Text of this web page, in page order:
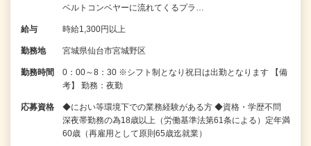
ベルトコンベヤーに流れてくるプラ…
給与 時給1,300円以上
勤務地 宮城県仙台市宮城野区
勤務時間
0：00～8：30 ※シフト制となり祝日は出勤となります 【備
考】 勤務：夜勤
応募資格
◆におい等環境下での業務経験がある方 ◆資格・学歴不問
深夜帯勤務の為18歳以上（労働基準法第61条による）定年満
60歳（再雇用として原則65歳迄就業）